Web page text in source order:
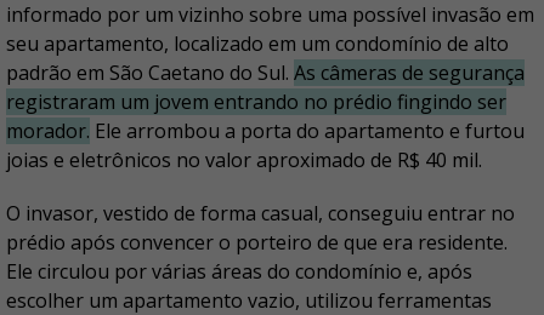
informado por um vizinho sobre uma possível invasão em
seu apartamento, localizado em um condomínio de alto
padrão em São Caetano do Sul. As câmeras de segurança
registraram um jovem entrando no prédio fingindo ser
morador. Ele arrombou a porta do apartamento e furtou
joias e eletrônicos no valor aproximado de R$ 40 mil.
O invasor, vestido de forma casual, conseguiu entrar no
prédio após convencer o porteiro de que era residente.
Ele circulou por várias áreas do condomínio e, após
escolher um apartamento vazio, utilizou ferramentas